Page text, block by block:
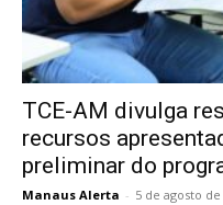
TCE-AM divulga
recursos
preliminar do
Manaus Alerta - 5 de agosto de